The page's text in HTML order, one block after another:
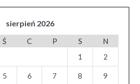
sierpień 2026
Ś C P S
N
1
2
5 6 7 8 9